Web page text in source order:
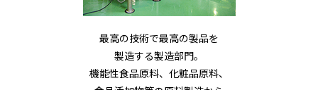
最高の技術で最高の製品を
製造する製造部門。
機能性食品原料、化粧品原料、